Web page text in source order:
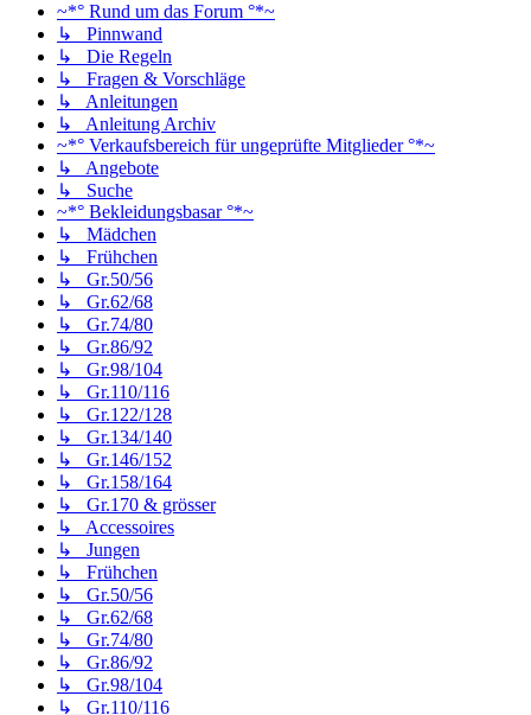
~*° Rund um das Forum °*~
↳ Pinnwand
↳ Die Regeln
↳ Fragen & Vorschläge
↳ Anleitungen
↳ Anleitung Archiv
~*° Verkaufsbereich für ungeprüfte Mitglieder °*~
↳ Angebote
↳ Suche
~*° Bekleidungsbasar °*~
↳ Mädchen
↳ Frühchen
↳ Gr.50/56
↳ Gr.62/68
↳ Gr.74/80
↳ Gr.86/92
↳ Gr.98/104
↳ Gr.110/116
↳ Gr.122/128
↳ Gr.134/140
↳ Gr.146/152
↳ Gr.158/164
↳ Gr.170 & grösser
↳ Accessoires
↳ Jungen
↳ Frühchen
↳ Gr.50/56
↳ Gr.62/68
↳ Gr.74/80
↳ Gr.86/92
↳ Gr.98/104
↳ Gr.110/116